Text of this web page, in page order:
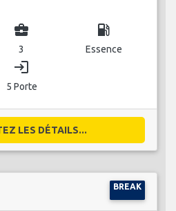
business_center
3
local_gas_station
Essence
login
5 Porte
LES DÉTAILS...
BREAK